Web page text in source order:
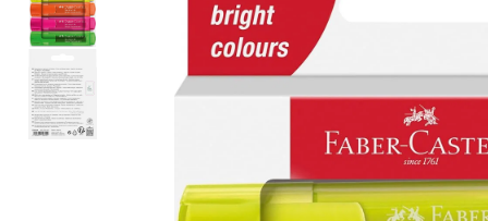
Caiete cu 2 sau mai multe
subiecte
Caiete de Calitate
Blocuri de desen
Stilouri si Rollere cu Cerneala